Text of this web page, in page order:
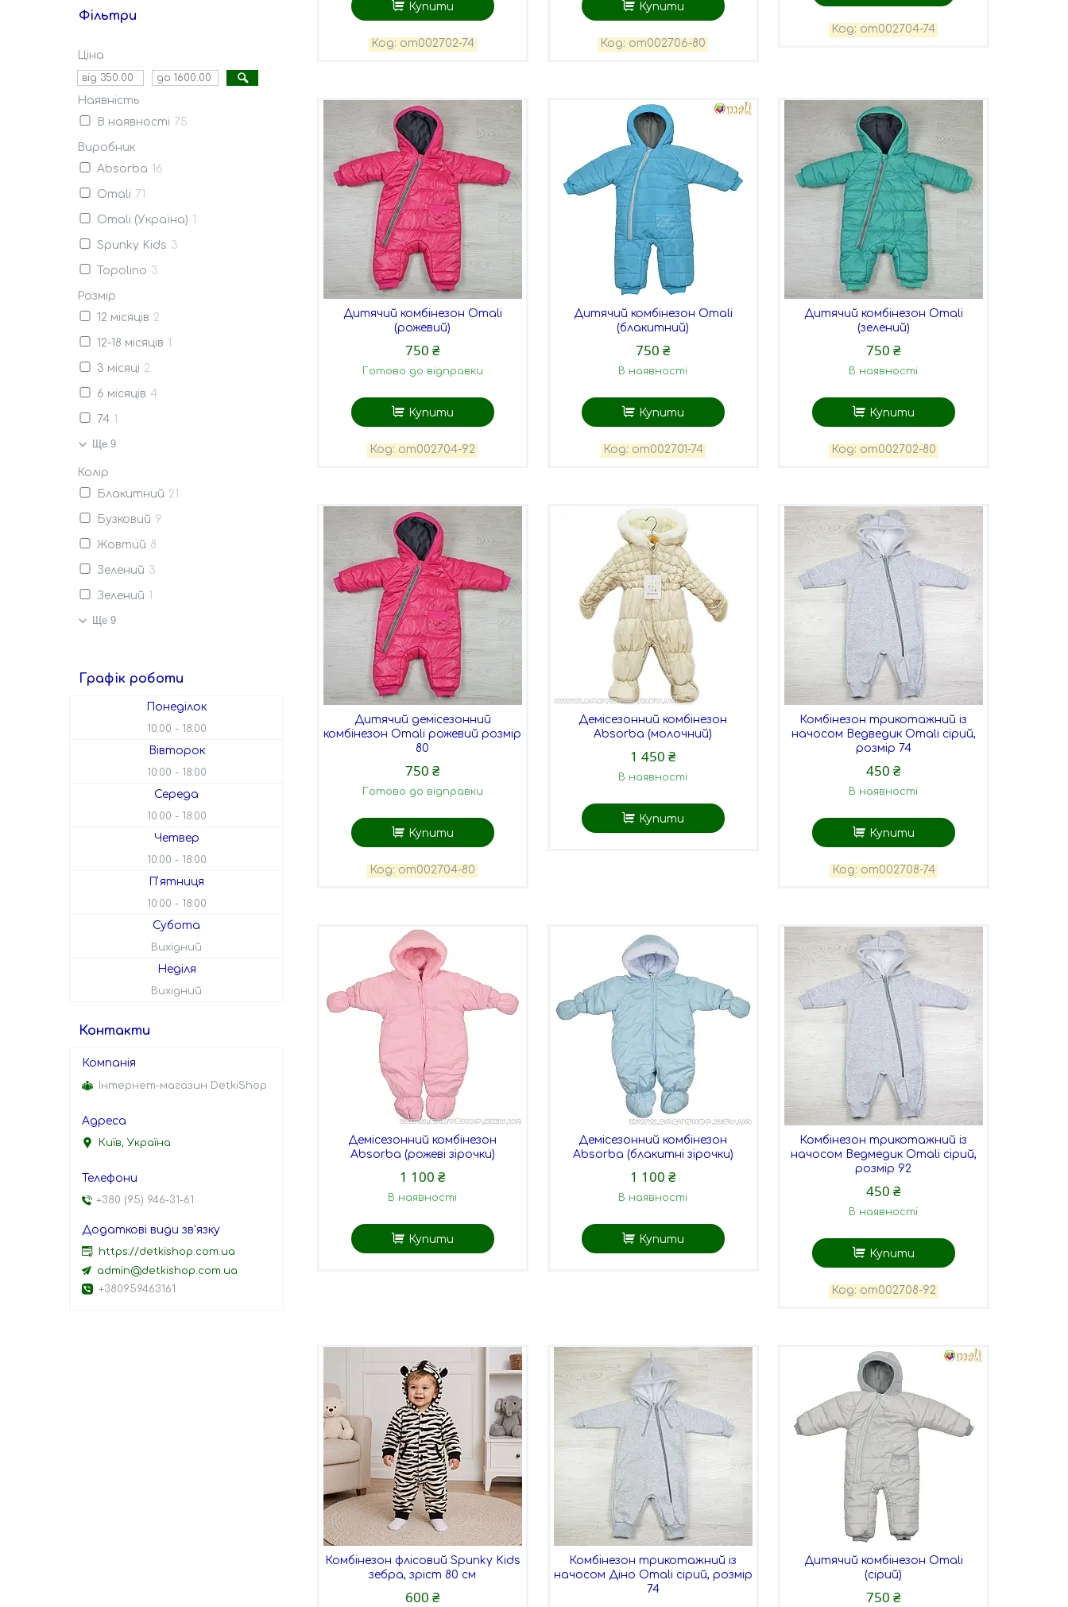
Купити
оm002702-74
Купити
оm002706-80
оm002704-74
Дитячий комбінезон Omali
(рожевий)
750 ₴
Готово до відправки
Купити
оm002704-92
Дитячий комбінезон Omali
(блакитний)
750 ₴
В наявності
Купити
оm002701-74
Дитячий комбінезон Omali
(зелений)
750 ₴
В наявності
Купити
оm002702-80
Дитячий демісезонний
комбінезон Omali рожевий розмір
80
750 ₴
Готово до відправки
Купити
оm002704-80
Демісезонний комбінезон
Absorba (молочний)
1 450 ₴
В наявності
Купити
Комбінезон трикотажний із
начосом Ведведик Omali сірий,
розмір 74
450 ₴
В наявності
Купити
om002708-74
Демісезонний комбінезон
Absorba (рожеві зірочки)
1 100 ₴
В наявності
Купити
Демісезонний комбінезон
Absorba (блакитні зірочки)
1 100 ₴
В наявності
Купити
Комбінезон трикотажний із
начосом Ведмедик Omali сірий,
розмір 92
450 ₴
В наявності
Купити
om002708-92
Комбінезон флісовий Spunky Kids
зебра, зріст 80 см
600 ₴
Комбінезон трикотажний із
начосом Діно Omali сірий, розмір
74
Дитячий комбінезон Omali
(сірий)
750 ₴
Фільтри
Ціна
Наявність
В наявності 75
Виробник
Absorba 16
Omali 71
Omali (Україна) 1
Spunky Kids 3
Topolino 3
Розмір
12 місяців 2
12-18 місяців 1
3 місяці 2
6 місяців 4
74 1
Ще 9
Колір
Блакитний 21
Бузковий 9
Жовтий 8
Зелений 3
Зелений 1
Ще 9
Графік роботи
Понеділок
10:00 18:00
Вівторок
10:00 18:00
Середа
10:00 18:00
Четвер
10:00 18:00
Пʼятниця
10:00 18:00
Субота
Вихідний
Неділя
Вихідний
Контакти
Інтернет-магазин DetkiShop
Київ, Україна
+380 (95) 946-31-61
https://detkishop.com.ua
admin@detkishop.com.ua
+380959463161